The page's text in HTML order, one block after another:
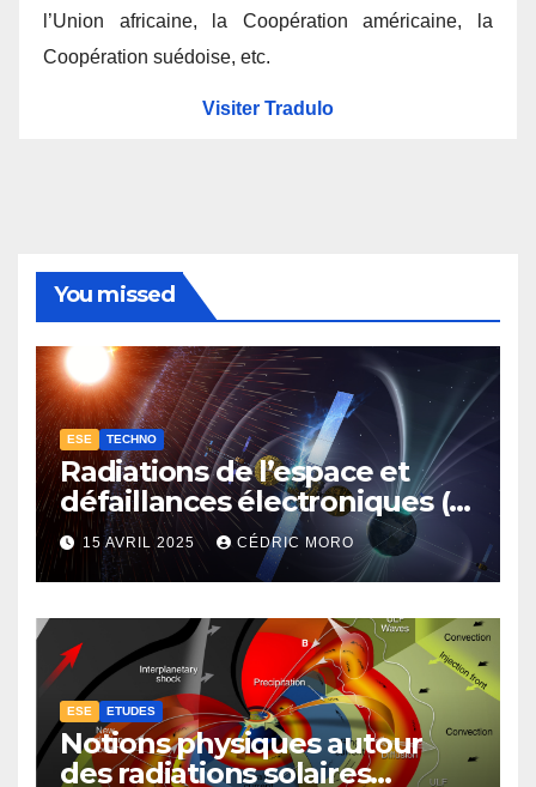
l’Union africaine, la Coopération américaine, la
Coopération suédoise, etc.
Visiter Tradulo
You missed
ESE TECHNO
Radiations de l’espace et
défaillances électroniques (1-
4-3-1)
15 AVRIL 2025 CÉDRIC MORO
ESE ETUDES
Notions physiques autour
des radiations solaires